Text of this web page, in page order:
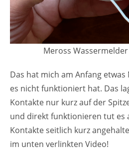
Meross
Das hat mich am Anfang
es nicht funktioniert hat. Das
Kontakte nur kurz auf der
und direkt funktionieren tut es
Kontakte seitlich kurz
im unten verlinkten Video!